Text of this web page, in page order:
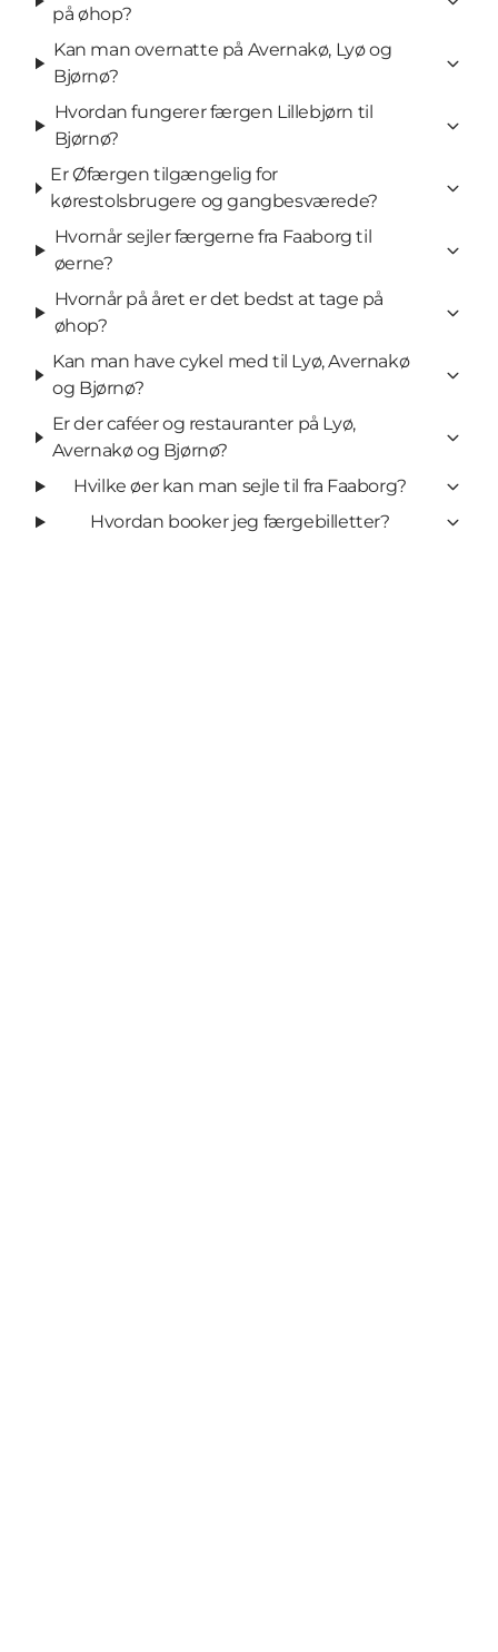
på øhop?
Kan man overnatte på Avernakø, Lyø og
Bjørnø?
Hvordan fungerer færgen Lillebjørn til
Bjørnø?
Er Øfærgen tilgængelig for
kørestolsbrugere og gangbesværede?
Hvornår sejler færgerne fra Faaborg til
øerne?
Hvornår på året er det bedst at tage på
øhop?
Kan man have cykel med til Lyø, Avernakø
og Bjørnø?
Er der caféer og restauranter på Lyø,
Avernakø og Bjørnø?
Hvilke øer kan man sejle til fra Faaborg?
Hvordan booker jeg færgebilletter?